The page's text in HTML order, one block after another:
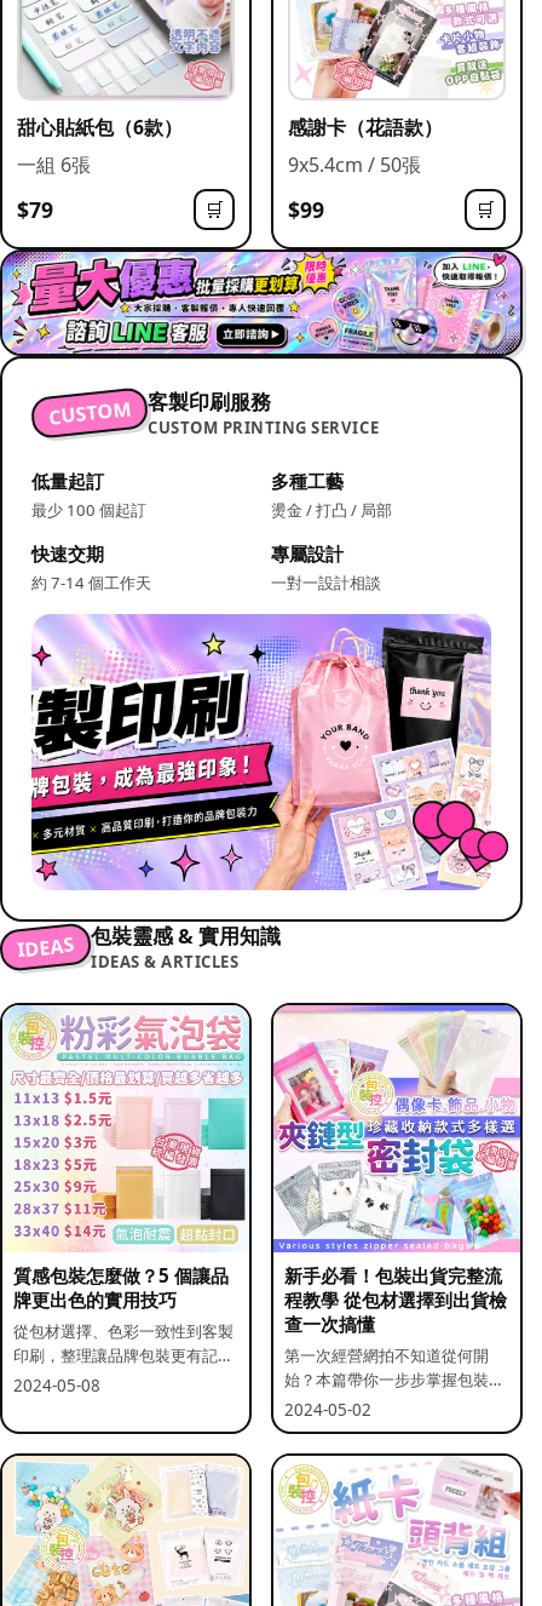
甜心貼紙包（6款）
一組 6張
$79 🛒
感謝卡（花語款）
9x5.4cm / 50張
$99 🛒
CUSTOM 客製印刷服務
CUSTOM PRINTING SERVICE
低量起訂
最少 100 個起訂
多種工藝
燙金 / 打凸 / 局部
快速交期
約 7-14 個工作天
專屬設計
一對一設計相談
IDEAS 包裝靈感 & 實用知識
IDEAS & ARTICLES
質感包裝怎麼做？5 個讓品
牌更出色的實用技巧
從包材選擇、色彩一致性到客製
印刷，整理讓品牌包裝更有記憶
點的實用做法。
2024-05-08
新手必看！包裝出貨完整流
程教學 從包材選擇到出貨檢
查一次搞懂
第一次經營網拍不知道從何開
始？本篇帶你一步步掌握包裝流
程與出貨前檢查重點。
2024-05-02